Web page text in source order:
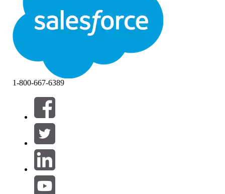
Sulje
Suodattimet (0)
VALITSE SUODATTIMET
Tuotealue
1-800-667-6389